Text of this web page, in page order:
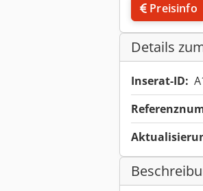
Preisinfo
Details
Inserat-ID: